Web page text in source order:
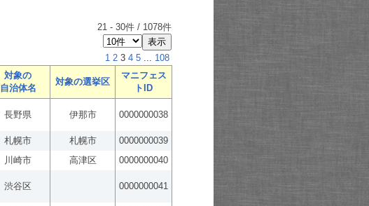
21 - 30件 / 1078件
1 2 3 4 5 ... 108
対象の
自治体名
対象の選挙区
マニフェス
トID
長野県 伊那市 0000000038
札幌市 札幌市
0000000039
川崎市 高津区 0000000040
渋谷区 0000000041